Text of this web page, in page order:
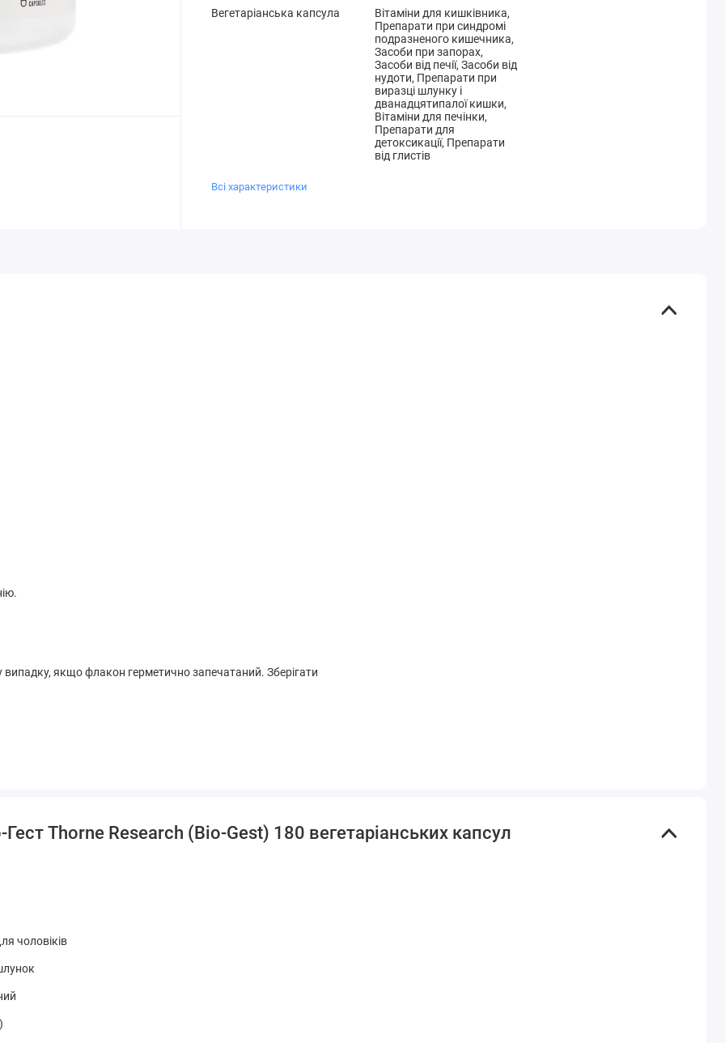
Вегетаріанська капсула
Вітаміни для кишківника,
Препарати при синдромі
подразненого кишечника,
Засоби при запорах,
Засоби від печії, Засоби від
нудоти, Препарати при
виразці шлунку і
дванадцятипалої кишки,
Вітаміни для печінки,
Препарати для
детоксикації, Препарати
від глистів
Всі характеристики
якщо флакон герметично запечатаний. Зберігати
Два капсули
% Від добової
Thorne Research (Bio-Gest) 180 вегетаріанських капсул
чоловіків